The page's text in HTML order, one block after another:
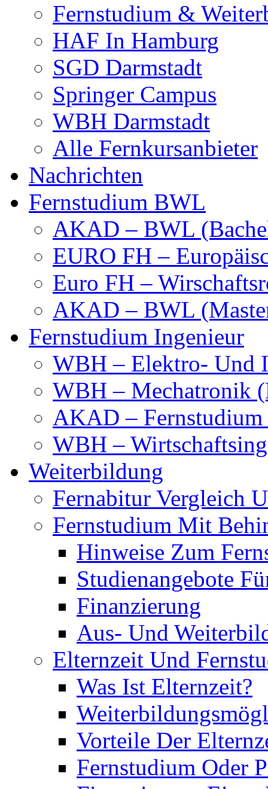
Fernstudium &
HAF In Hamburg
SGD Darmstadt
Springer Campus
WBH Darmstadt
Alle Fernkursanbieter
Nachrichten
Fernstudium BWL
AKAD – BWL
EURO FH –
Euro FH –
AKAD – BWL
Fernstudium Ingenieur
WBH – Elektro- Und
WBH – Mechatronik
AKAD – Fernstudium
WBH –
Weiterbildung
Fernabitur Vergleich
Fernstudium Mit
Hinweise Zum
Studienangebote
Finanzierung
Aus- Und
Elternzeit Und
Was Ist Elternzeit?
Vorteile Der
Fernstudium Oder